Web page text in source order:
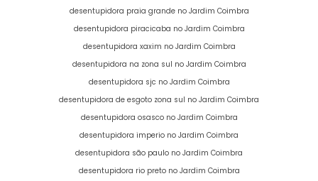
desentupidora praia grande no Jardim Coimbra
desentupidora piracicaba no Jardim Coimbra
desentupidora xaxim no Jardim Coimbra
desentupidora na zona sul no Jardim Coimbra
desentupidora sjc no Jardim Coimbra
desentupidora de esgoto zona sul no Jardim Coimbra
desentupidora osasco no Jardim Coimbra
desentupidora imperio no Jardim Coimbra
desentupidora são paulo no Jardim Coimbra
desentupidora rio preto no Jardim Coimbra